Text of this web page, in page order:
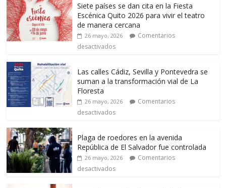
Siete países se dan cita en la Fiesta
Escénica Quito 2026 para vivir el teatro
de manera cercana
26 mayo, 2026
Comentarios
desactivados
Las calles Cádiz, Sevilla y Pontevedra se
suman a la transformación vial de La
Floresta
26 mayo, 2026
Comentarios
desactivados
Plaga de roedores en la avenida
República de El Salvador fue controlada
26 mayo, 2026
Comentarios
desactivados